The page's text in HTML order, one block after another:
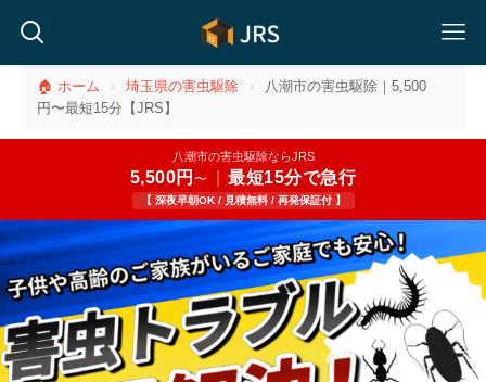
🏠 ホーム › 埼玉県の害虫駆除 ›
八潮市の害虫駆除｜5,500
円〜最短15分【JRS】
八潮市の害虫駆除ならJRS
5,500円 〜 最短15分で急行
【 深夜早朝OK / 見積無料 / 再発保証付 】